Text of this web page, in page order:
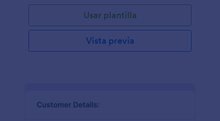
Usar plantilla
Vista previa